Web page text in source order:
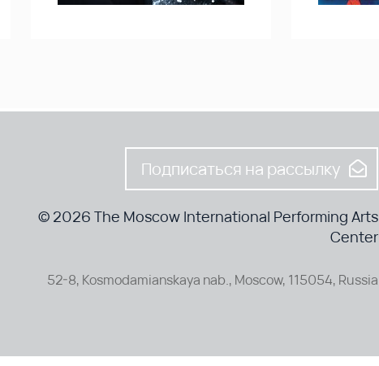
Подписаться на рассылку
© 2026 The Moscow International Performing Arts
Center
52-8, Kosmodamianskaya nab., Moscow, 115054, Russia